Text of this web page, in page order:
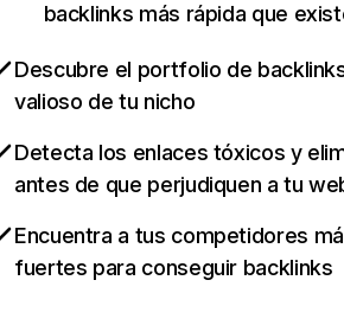
backlinks más rápida que
Descubre el portfolio de
valioso de tu nicho
Detecta los enlaces tóxicos y
antes de que perjudiquen a tu
Encuentra a tus competidores
fuertes para conseguir backlinks